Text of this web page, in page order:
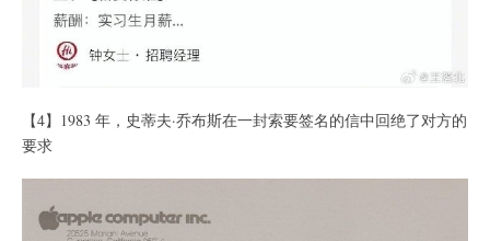
【4】1983 年，史蒂夫·乔布斯在一封索要签名的信中回绝了对方的
要求